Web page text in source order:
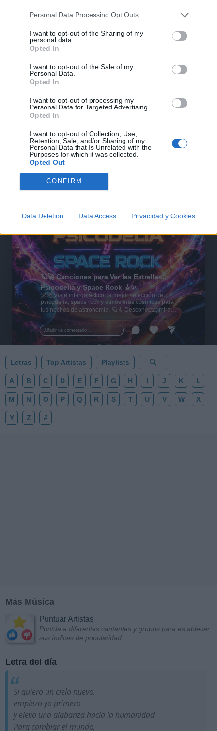
Personal Data Processing Opt Outs
I want to opt-out of the Sharing of my
personal data.
Opted In
I want to opt-out of the Sale of my
Personal Data.
Opted In
I want to opt-out of processing my
Personal Data for Targeted Advertising.
Opted In
I want to opt-out of Collection, Use,
Retention, Sale, and/or Sharing of my
Personal Data that Is Unrelated with the
Purposes for which it was collected.
Opted Out
CONFIRM
Data Deletion Data Access Privacidad y Cookies
Comentarios (1)
@musicapuntocom
Añadir un comentario ...
🪐🚀 Canciones para Ver las Estrellas:
Psicodelia y Space Rock 🎸✨
🌌🚀 Viaje intergaláctico: la mejor selección de
psicodelia, space rock y atmósferas cósmicas para
tus noches de astronomía. 🪐🎸 Desconecta, mira
al firmamento y siente la gravedad cero. 💾 ¡Guarda
esta colección para tu próxima noche estrellada!
✨⭐
Letras Top Artistas Playlists
A B C D E F G H I J K L
M N O P Q R S T U V W X
Y Z #
Más Música
Puntuar Artistas
Puntúa a diferentes cantantes y grupos para establecer
sus índices de popularidad
Letra del día
Si quiero un cielo nuevo,
empiezo yo primero
y elevo una alabanza hacia la humanidad
Para cambiar el mundo,